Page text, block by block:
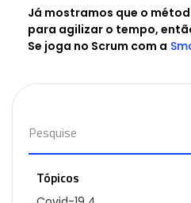
Já mostramos que o
para agilizar o tempo,
Se joga no Scrum com a
Tópicos